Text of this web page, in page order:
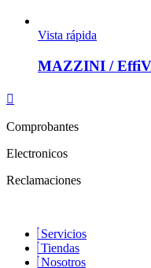
Vista rápida
MAZZINI /
Comprobantes
Electronicos
Reclamaciones
Servicios
Tiendas
Nosotros